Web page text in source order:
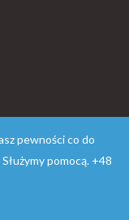
pewności co do
pomocą. +48